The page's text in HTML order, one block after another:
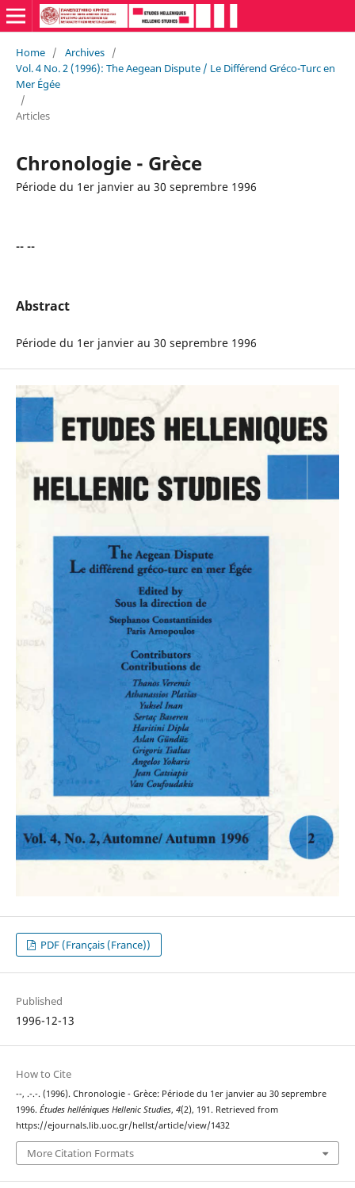
Home / Archives /
Vol. 4 No. 2 (1996): The Aegean Dispute / Le Différend Gréco-Turc en
Mer Égée
/
Articles
Chronologie - Grèce
Période du 1er janvier au 30 seprembre 1996
-- --
Abstract
Période du 1er janvier au 30 seprembre 1996
PDF (Français (France))
Published
1996-12-13
How to Cite
--, .-.-. (1996). Chronologie - Grèce: Période du 1er janvier au 30 seprembre
1996. Études helléniques Hellenic Studies, 4(2), 191. Retrieved from
https://ejournals.lib.uoc.gr/hellst/article/view/1432
More Citation Formats